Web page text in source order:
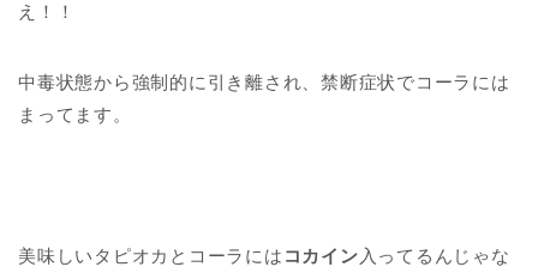
え！！
中毒状態から強制的に引き離され、禁断症状でコーラには
まってます。
美味しいタピオカとコーラには コカイン 入ってるんじゃな